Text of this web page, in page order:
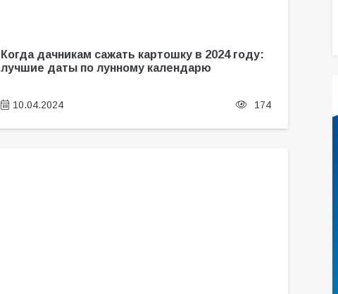
Когда дачникам сажать картошку в 2024 году:
лучшие даты по лунному календарю
10.04.2024 174